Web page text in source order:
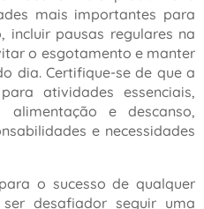
mais importantes para
incluir pausas regulares na
o esgotamento e manter
dia. Certifique-se de que a
atividades essenciais,
alimentação e descanso,
e necessidades
o sucesso de qualquer
desafiador seguir uma